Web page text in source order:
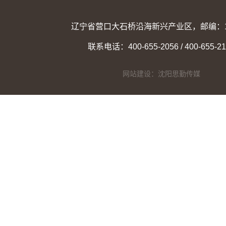
辽宁省营口大石桥沿海新兴产业区，邮编
联系电话：400-655-2056 / 400-655-
网站建设：沈阳思勤传媒